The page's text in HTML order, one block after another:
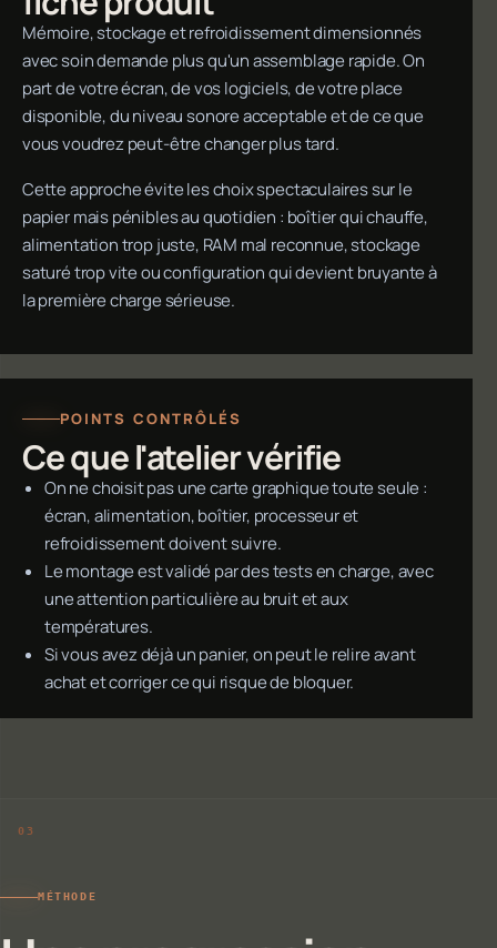
Mémoire, stockage et refroidissement dimensionnés
avec soin demande plus qu'un assemblage rapide. On
part de votre écran, de vos logiciels, de votre place
disponible, du niveau sonore acceptable et de ce que
vous voudrez peut-être changer plus tard.
Cette approche évite les choix spectaculaires sur le
papier mais pénibles au quotidien : boîtier qui chauffe,
alimentation trop juste, RAM mal reconnue, stockage
saturé trop vite ou configuration qui devient bruyante à
la première charge sérieuse.
POINTS CONTRÔLÉS
Ce que l'atelier vérifie
On ne choisit pas une carte graphique toute seule :
écran, alimentation, boîtier, processeur et
refroidissement doivent suivre.
Le montage est validé par des tests en charge, avec
une attention particulière au bruit et aux
températures.
Si vous avez déjà un panier, on peut le relire avant
achat et corriger ce qui risque de bloquer.
MÉTHODE